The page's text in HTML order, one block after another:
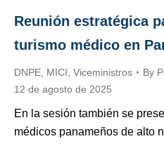
Reunión estratégica
turismo médico en
DNPE MICI Viceministros By
12 de agosto de 2025
En la sesión también se
médicos panameños de alto